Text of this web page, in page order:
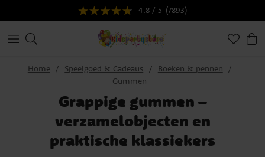
4.8 / 5 (7893)
Home Speelgoed & Cadeaus
Boeken & pennen
Gummen
Grappige gummen –
verzamelobjecten en
praktische klassiekers